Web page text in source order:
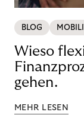
BLOG
Wieso
gehen.
MEHR LESEN